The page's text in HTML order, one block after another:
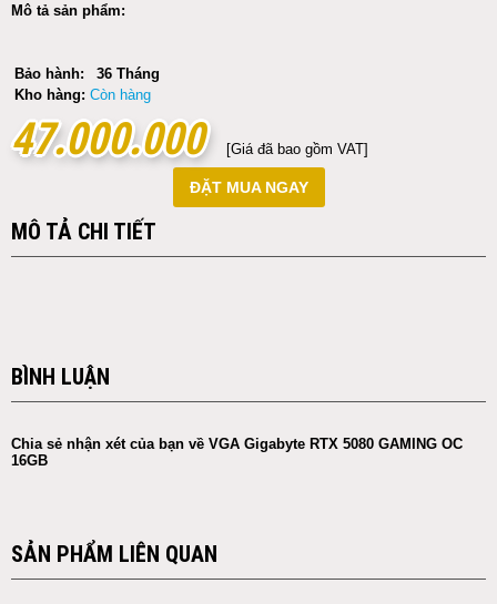
Mô tả sản phẩm:
Bảo hành:
36 Tháng
Kho hàng: Còn hàng
47.000.000
47.000.000 [Giá đã bao gồm VAT]
ĐẶT MUA NGAY
MÔ TẢ CHI TIẾT
BÌNH LUẬN
Chia sẻ nhận xét của bạn về VGA Gigabyte RTX 5080 GAMING OC
16GB
SẢN PHẨM LIÊN QUAN